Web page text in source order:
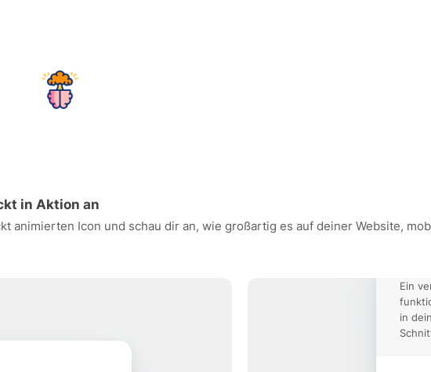
in Aktion an
animierten Icon und schau dir an, wie großartig es auf deiner Website,
Ein
in